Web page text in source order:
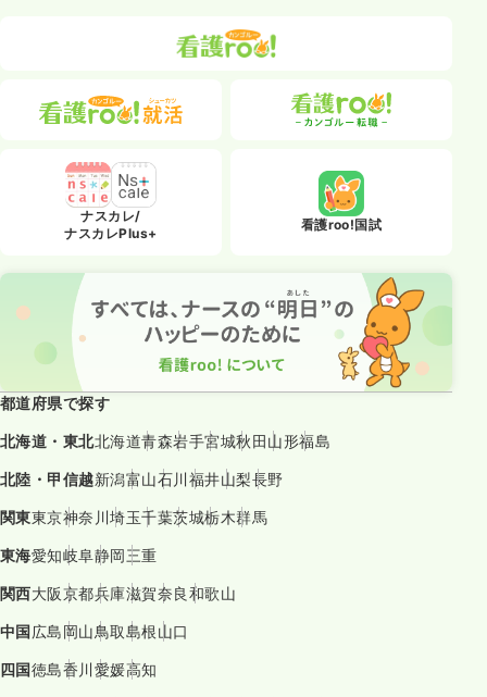
ナスカレ/
ナスカレPlus+
看護roo!国試
都道府県で探す
北海道・東北北海道青森岩手宮城秋田山形福島
北陸・甲信越新潟富山石川福井山梨長野
関東東京神奈川埼玉千葉茨城栃木群馬
東海愛知岐阜静岡三重
関西大阪京都兵庫滋賀奈良和歌山
中国広島岡山鳥取島根山口
四国徳島香川愛媛高知